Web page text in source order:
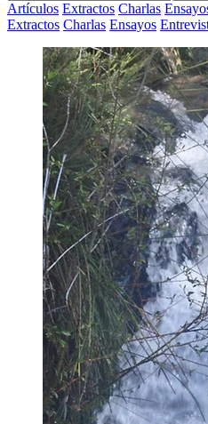
Artículos Extractos Charlas
Extractos Charlas Ensayos